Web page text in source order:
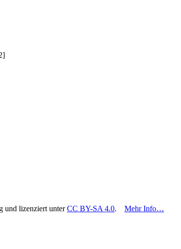
und lizenziert unterCC BY-SA 4.0. Mehr Info…